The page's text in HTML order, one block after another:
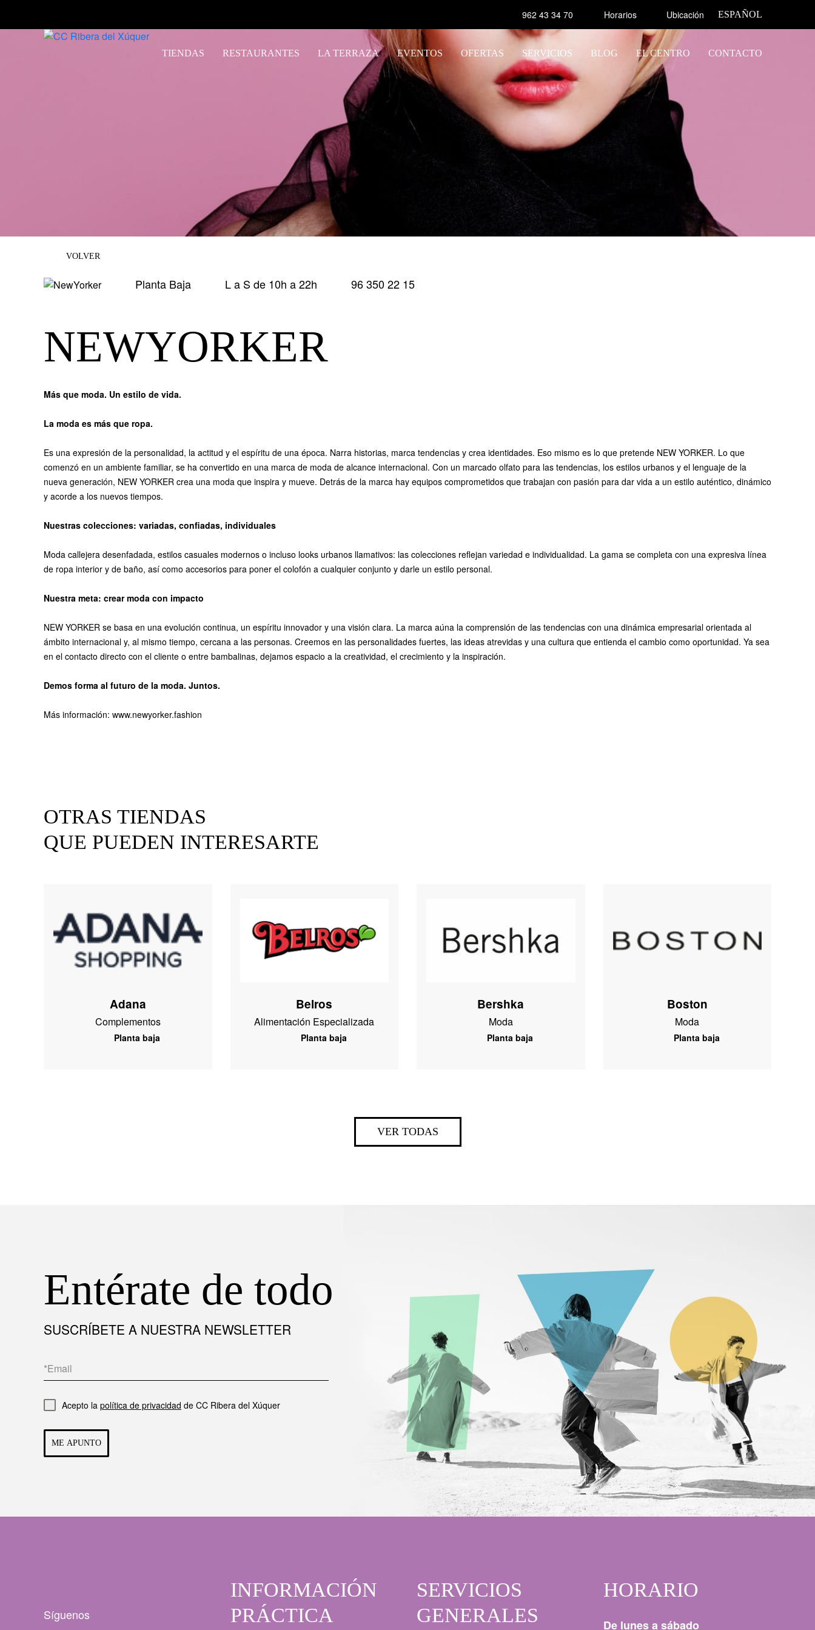
962 43 34 70 Horarios Ubicación ESPAÑOL
TIENDAS RESTAURANTES LA TERRAZA EVENTOS OFERTAS SERVICIOS BLOG EL CENTRO CONTACTO
VOLVER
Planta Baja L a S de 10h a 22h 96 350 22 15
NEWYORKER
Más que moda. Un estilo de vida.
La moda es más que ropa.
Es una expresión de la personalidad, la actitud y el espíritu de una época. Narra historias, marca tendencias y crea identidades. Eso mismo es lo que pretende NEW YORKER. Lo que
comenzó en un ambiente familiar, se ha convertido en una marca de moda de alcance internacional. Con un marcado olfato para las tendencias, los estilos urbanos y el lenguaje de la
nueva generación, NEW YORKER crea una moda que inspira y mueve. Detrás de la marca hay equipos comprometidos que trabajan con pasión para dar vida a un estilo auténtico, dinámico
y acorde a los nuevos tiempos.
Nuestras colecciones: variadas, confiadas, individuales
Moda callejera desenfadada, estilos casuales modernos o incluso looks urbanos llamativos: las colecciones reflejan variedad e individualidad. La gama se completa con una expresiva línea
de ropa interior y de baño, así como accesorios para poner el colofón a cualquier conjunto y darle un estilo personal.
Nuestra meta: crear moda con impacto
NEW YORKER se basa en una evolución continua, un espíritu innovador y una visión clara. La marca aúna la comprensión de las tendencias con una dinámica empresarial orientada al
ámbito internacional y, al mismo tiempo, cercana a las personas. Creemos en las personalidades fuertes, las ideas atrevidas y una cultura que entienda el cambio como oportunidad. Ya sea
en el contacto directo con el cliente o entre bambalinas, dejamos espacio a la creatividad, el crecimiento y la inspiración.
Demos forma al futuro de la moda. Juntos.
Más información: www.newyorker.fashion
OTRAS TIENDAS
QUE PUEDEN INTERESARTE
Adana
Complementos
Planta baja
Belros
Alimentación Especializada
Planta baja
Bershka
Moda
Planta baja
Boston
Moda
Planta baja
VER TODAS
Entérate de todo
SUSCRÍBETE A NUESTRA NEWSLETTER
Acepto la política de privacidad de CC Ribera del Xúquer
ME APUNTO
Síguenos
INFORMACIÓN
PRÁCTICA
SERVICIOS
GENERALES
HORARIO
De lunes a sábado